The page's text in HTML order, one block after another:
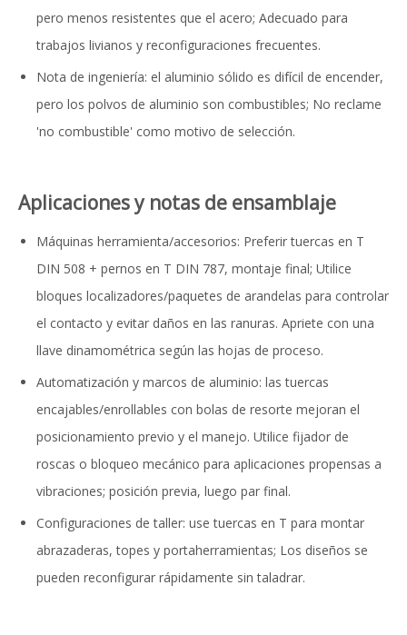
pero menos resistentes que el acero; Adecuado para
trabajos livianos y reconfiguraciones frecuentes.
Nota de ingeniería: el aluminio sólido es difícil de encender,
pero los polvos de aluminio son combustibles; No reclame
'no combustible' como motivo de selección.
Aplicaciones y notas de ensamblaje
Máquinas herramienta/accesorios: Preferir tuercas en T
DIN 508 + pernos en T DIN 787, montaje final; Utilice
bloques localizadores/paquetes de arandelas para controlar
el contacto y evitar daños en las ranuras. Apriete con una
llave dinamométrica según las hojas de proceso.
Automatización y marcos de aluminio: las tuercas
encajables/enrollables con bolas de resorte mejoran el
posicionamiento previo y el manejo. Utilice fijador de
roscas o bloqueo mecánico para aplicaciones propensas a
vibraciones; posición previa, luego par final.
Configuraciones de taller: use tuercas en T para montar
abrazaderas, topes y portaherramientas; Los diseños se
pueden reconfigurar rápidamente sin taladrar.